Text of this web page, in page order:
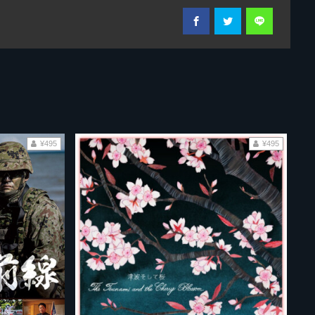
¥495 ¥495